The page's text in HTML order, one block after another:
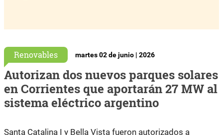
Renovables martes 02 de junio | 2026
Autorizan dos nuevos parques solares
en Corrientes que aportarán 27 MW al
sistema eléctrico argentino
Santa Catalina I y Bella Vista fueron autorizados a